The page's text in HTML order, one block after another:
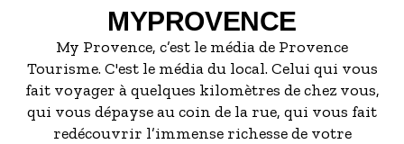
MYPROVENCE
My Provence, c’est le média de Provence
Tourisme. C'est le média du local. Celui qui vous
fait voyager à quelques kilomètres de chez vous,
qui vous dépayse au coin de la rue, qui vous fait
redécouvrir l’immense richesse de votre